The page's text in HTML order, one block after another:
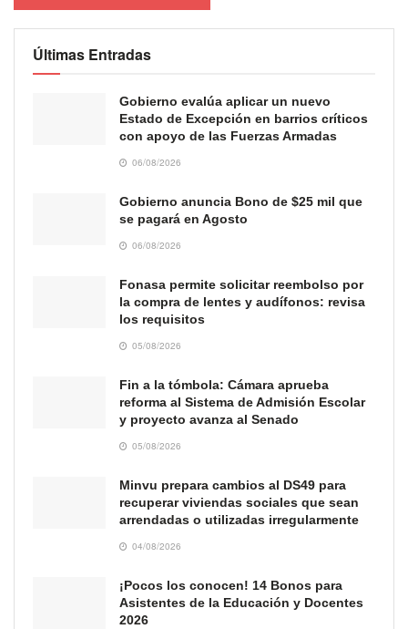
Últimas Entradas
Gobierno evalúa aplicar un nuevo
Estado de Excepción en barrios críticos
con apoyo de las Fuerzas Armadas
06/08/2026
Gobierno anuncia Bono de $25 mil que
se pagará en Agosto
06/08/2026
Fonasa permite solicitar reembolso por
la compra de lentes y audífonos: revisa
los requisitos
05/08/2026
Fin a la tómbola: Cámara aprueba
reforma al Sistema de Admisión Escolar
y proyecto avanza al Senado
05/08/2026
Minvu prepara cambios al DS49 para
recuperar viviendas sociales que sean
arrendadas o utilizadas irregularmente
04/08/2026
¡Pocos los conocen! 14 Bonos para
Asistentes de la Educación y Docentes
2026